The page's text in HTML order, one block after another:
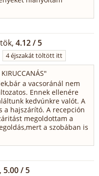
4.12 / 5
4 éjszakát töltött itt
"
a vacsoránál nem
Ennek ellenére
kedvúnkre valót. A
a hajszárító. A recepción
megoldottam a
a szobában is
5.00 / 5